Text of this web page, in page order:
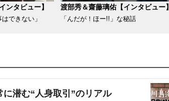
ンタビュー】
できない」
渡部秀＆齋藤璃佑【インタビュー】
「んだが！ほー!!」な秘話
潜む“人身取引”のリアル